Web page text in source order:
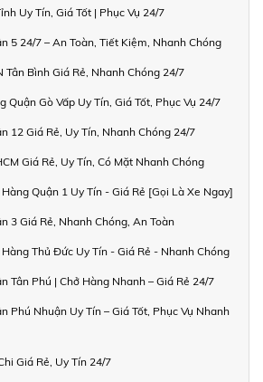
Uy Tín, Giá Tốt | Phục Vụ 24/7
5 24/7 – An Toàn, Tiết Kiệm, Nhanh Chóng
Tân Bình Giá Rẻ, Nhanh Chóng 24/7
Quận Gò Vấp Uy Tín, Giá Tốt, Phục Vụ 24/7
12 Giá Rẻ, Uy Tín, Nhanh Chóng 24/7
Giá Rẻ, Uy Tín, Có Mặt Nhanh Chóng
Quận 1 Uy Tín - Giá Rẻ [Gọi Là Xe Ngay]
3 Giá Rẻ, Nhanh Chóng, An Toàn
Thủ Đức Uy Tín - Giá Rẻ - Nhanh Chóng
Tân Phú | Chở Hàng Nhanh – Giá Rẻ 24/7
Phú Nhuận Uy Tín – Giá Tốt, Phục Vụ Nhanh
Giá Rẻ, Uy Tín 24/7